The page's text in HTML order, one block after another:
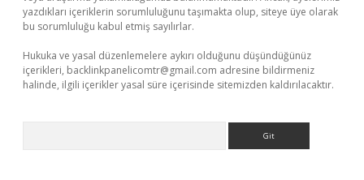
yazdıkları içeriklerin sorumluluğunu taşımakta olup, siteye üye olarak
bu sorumluluğu kabul etmiş sayılırlar.
Hukuka ve yasal düzenlemelere aykırı olduğunu düşündüğünüz
içerikleri, backlinkpanelicomtr@gmail.com adresine bildirmeniz
halinde, ilgili içerikler yasal süre içerisinde sitemizden kaldırılacaktır.